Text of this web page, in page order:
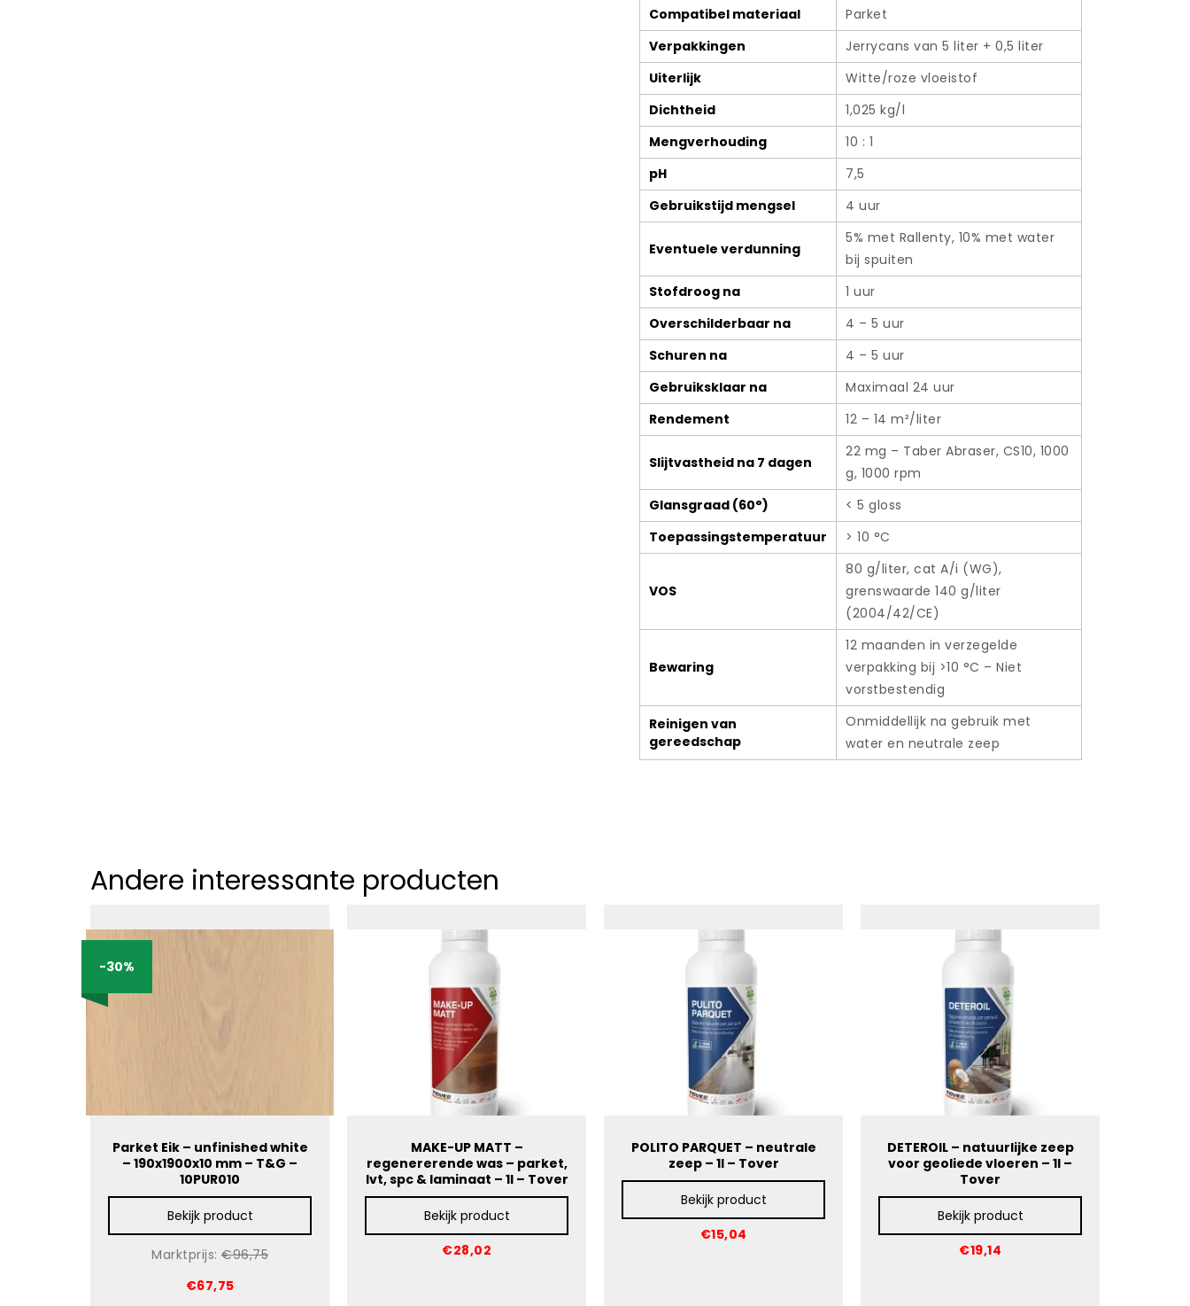
Eiken Parket
Ondervloeren
Restpartijen
Kurk
Compatibel materiaal
Parket
Verpakkingen
Jerrycans van 5 liter + 0,5 liter
Uiterlijk
Witte/roze vloeistof
Dichtheid
1,025 kg/l
Mengverhouding
10 : 1
pH
7,5
Gebruikstijd mengsel
4 uur
Eventuele verdunning
5% met Rallenty, 10% met water
bij spuiten
Stofdroog na
1 uur
Overschilderbaar na
4 – 5 uur
Schuren na
4 – 5 uur
Gebruiksklaar na
Maximaal 24 uur
Rendement
12 – 14 m²/liter
Slijtvastheid na 7 dagen
22 mg – Taber Abraser, CS10, 1000
g, 1000 rpm
Glansgraad (60°)
< 5 gloss
Toepassingstemperatuur
> 10 °C
VOS
80 g/liter, cat A/i (WG),
grenswaarde 140 g/liter
(2004/42/CE)
Bewaring
12 maanden in verzegelde
verpakking bij >10 °C – Niet
vorstbestendig
Reinigen van
gereedschap
Onmiddellijk na gebruik met
water en neutrale zeep
Andere interessante producten
Parket Eik – unfinished white
– 190x1900x10 mm – T&G –
10PUR010
Bekijk product
-30%
Marktprijs: €96,75
€67,75
MAKE-UP MATT –
regenererende was – parket,
lvt, spc & laminaat – 1l – Tover
Bekijk product
€28,02
POLITO PARQUET – neutrale
zeep – 1l – Tover
Bekijk product
€15,04
DETEROIL – natuurlijke zeep
voor geoliede vloeren – 1l –
Tover
Bekijk product
€19,14